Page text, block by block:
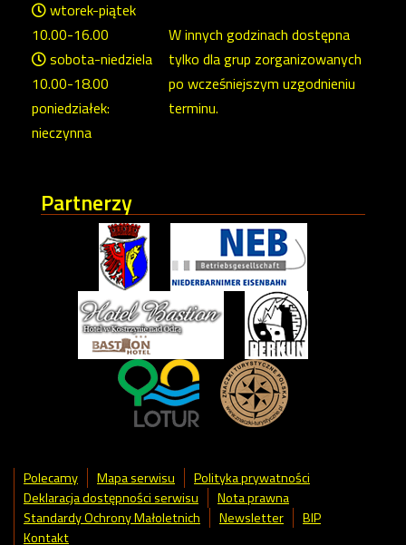
wtorek-piątek
10.00-16.00
sobota-niedziela
10.00-18.00
poniedziałek:
nieczynna
W innych godzinach dostępna
tylko dla grup zorganizowanych
po wcześniejszym uzgodnieniu
terminu.
Partnerzy
Polecamy Mapa serwisu
Polityka prywatności
Deklaracja dostępności serwisu
Nota prawna
Standardy Ochrony Małoletnich
Newsletter
BIP
Kontakt